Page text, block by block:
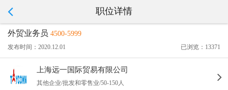
职位详情
外贸业务员 4500-5999
发布时间：2020.12.01 已浏览：13371
上海远一国际贸易有限公司
其他企业/批发和零售业/50-150人